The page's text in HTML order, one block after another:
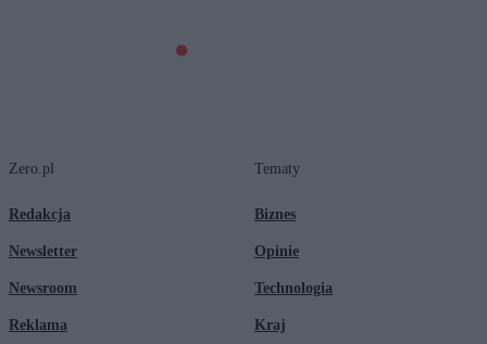
Zero.pl
Redakcja
Newsletter
Newsroom
Reklama
Tematy
Biznes
Opinie
Technologia
Kraj